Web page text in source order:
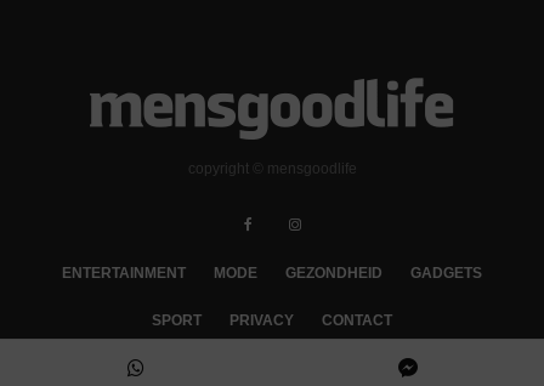
copyright © mensgoodlife
ENTERTAINMENT MODE GEZONDHEID GADGETS
SPORT PRIVACY CONTACT